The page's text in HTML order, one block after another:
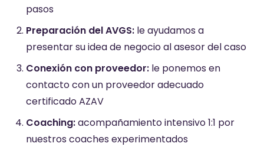
pasos
Preparación del AVGS: le ayudamos a
presentar su idea de negocio al asesor del caso
Conexión con proveedor: le ponemos en
contacto con un proveedor adecuado
certificado AZAV
Coaching:acompañamiento intensivo 1:1 por
nuestros coaches experimentados